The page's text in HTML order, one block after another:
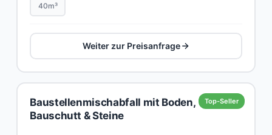
40m³
Weiter zur Preisanfrage
Top-Seller
Baustellenmischabfall mit Boden,
Bauschutt & Steine